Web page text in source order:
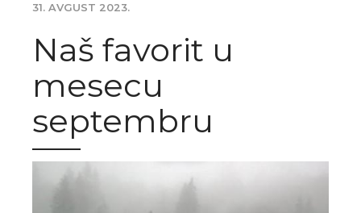
31. AVGUST 2023.
Naš favorit u
mesecu
septembru